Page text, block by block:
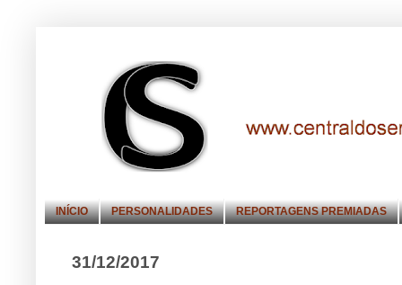
INÍCIO PERSONALIDADES REPORTAGENS PREMIADAS
31/12/2017